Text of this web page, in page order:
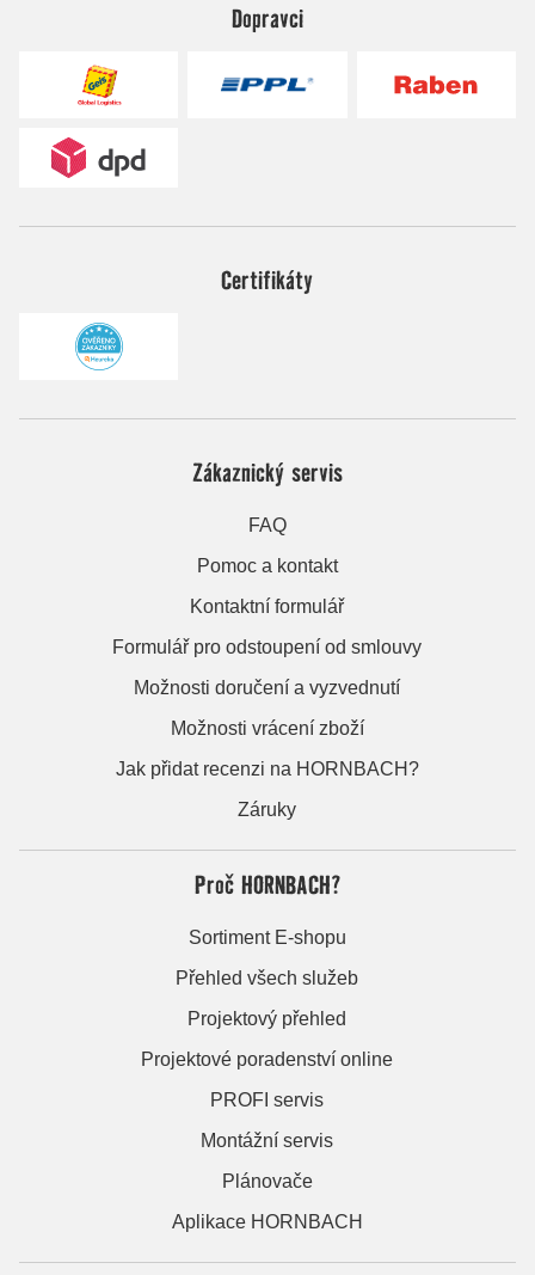
Dopravci
Certifikáty
Zákaznický servis
FAQ
Pomoc a kontakt
Kontaktní formulář
Formulář pro odstoupení od smlouvy
Možnosti doručení a vyzvednutí
Možnosti vrácení zboží
Jak přidat recenzi na HORNBACH?
Záruky
Proč HORNBACH?
Sortiment E-shopu
Přehled všech služeb
Projektový přehled
Projektové poradenství online
PROFI servis
Montážní servis
Plánovače
Aplikace HORNBACH